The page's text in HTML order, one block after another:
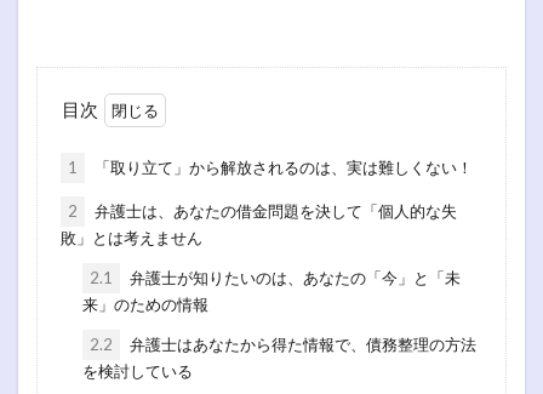
目次
1 「取り立て」から解放されるのは、実は難しくない！
2
弁護士は、あなたの借金問題を決して「個人的な失
敗」とは考えません
2.1
弁護士が知りたいのは、あなたの「今」と「未
来」のための情報
2.2
弁護士はあなたから得た情報で、債務整理の方法
を検討している